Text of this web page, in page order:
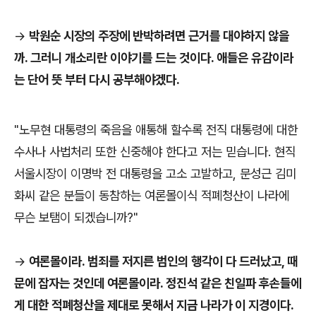
-> ​박원순 시장의 주장에 반박하려면 근거를 대야하지 않을
까. 그러니 개소리란 이야기를 드는 것이다. 애들은 유감이라
는 단어 뜻 부터 다시 공부해야겠다.
"노무현 대통령의 죽음을 애통해 할수록 전직 대통령에 대한
수사나 사법처리 또한 신중해야 한다고 저는 믿습니다. 현직
서울시장이 이명박 전 대통령을 고소 고발하고, 문성근 김미
화씨 같은 분들이 동참하는 여론몰이식 적폐청산이 나라에
무슨 보탬이 되겠습니까?"
-> ​여론몰이라. 범죄를 저지른 범인의 행각이 다 드러났고, 때
문에 잡자는 것인데 여론몰이라. 정진석 같은 친일파 후손들에
게 대한 적폐청산을 제대로 못해서 지금 나라가 이 지경이다.